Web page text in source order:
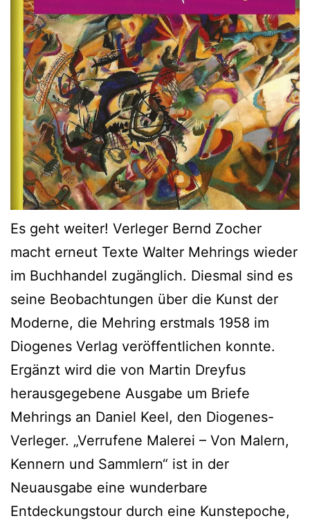
Es geht weiter! Verleger Bernd Zocher
macht erneut Texte Walter Mehrings wieder
im Buchhandel zugänglich. Diesmal sind es
seine Beobachtungen über die Kunst der
Moderne, die Mehring erstmals 1958 im
Diogenes Verlag veröffentlichen konnte.
Ergänzt wird die von Martin Dreyfus
herausgegebene Ausgabe um Briefe
Mehrings an Daniel Keel, den Diogenes-
Verleger. „Verrufene Malerei – Von Malern,
Kennern und Sammlern“ ist in der
Neuausgabe eine wunderbare
Entdeckungstour durch eine Kunstepoche,